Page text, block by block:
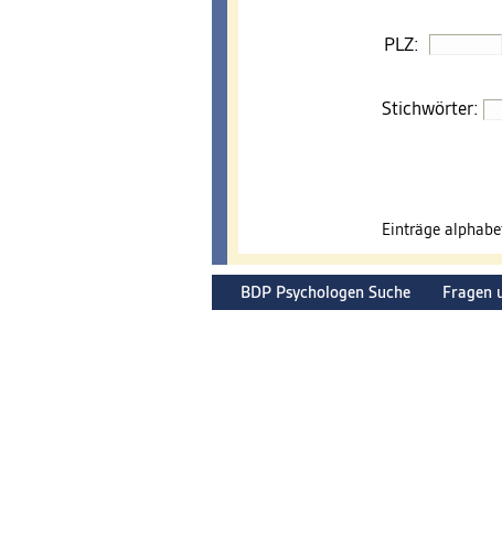
PLZ:
Stichwörter:
Einträge
BDP Psychologen Suche Fragen